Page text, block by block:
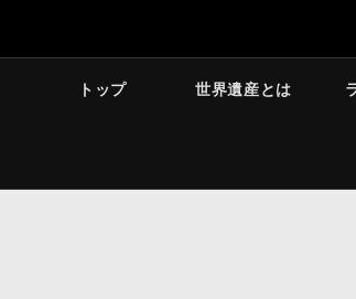
トップ 世界遺産とは